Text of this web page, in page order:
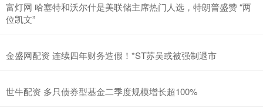
富灯网 哈塞特和沃尔什是美联储主席热门人选，特朗普盛赞 “两
位凯文”
金盛网配资 连续四年财务造假！*ST苏吴或被强制退市
世牛配资 多只债券型基金二季度规模增长超100%